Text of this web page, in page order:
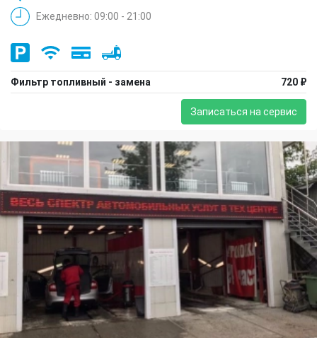
Ежедневно: 09:00 - 21:00
Фильтр топливный - замена 720 ₽
Записаться на сервис